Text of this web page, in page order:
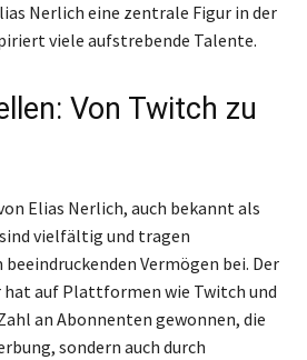
Nerlich eine zentrale Figur in der
viele aufstrebende Talente.
Von Twitch zu
Elias Nerlich, auch bekannt als
vielfältig und tragen
Vermögen bei. Der
auf Plattformen wie Twitch und
an Abonnenten gewonnen, die
sondern auch durch